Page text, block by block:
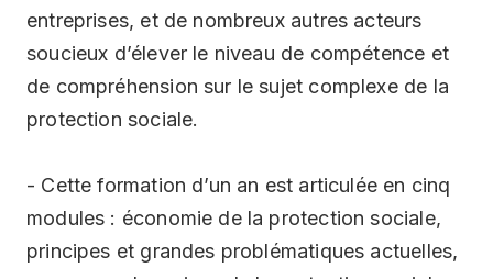
entreprises, et de nombreux autres acteurs
soucieux d’élever le niveau de compétence et
de compréhension sur le sujet complexe de la
protection sociale.
- Cette formation d’un an est articulée en cinq
modules : économie de la protection sociale,
principes et grandes problématiques actuelles,